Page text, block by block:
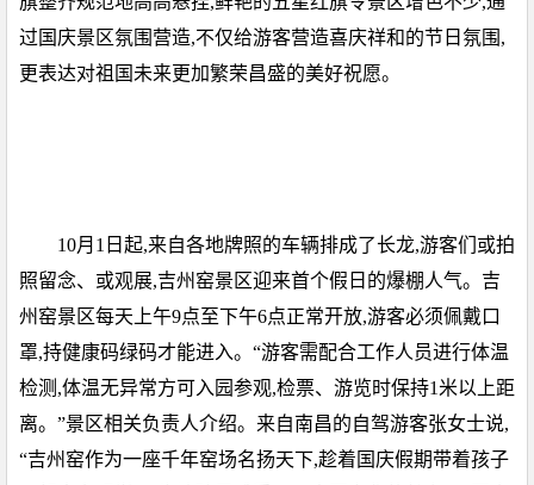
过国庆景区氛围营造,不仅给游客营造喜庆祥和的节日氛围,
更表达对祖国未来更加繁荣昌盛的美好祝愿。
10月1日起,来自各地牌照的车辆排成了长龙,游客们或拍
照留念、或观展,吉州窑景区迎来首个假日的爆棚人气。吉
州窑景区每天上午9点至下午6点正常开放,游客必须佩戴口
罩,持健康码绿码才能进入。“游客需配合工作人员进行体温
检测,体温无异常方可入园参观,检票、游览时保持1米以上距
离。”景区相关负责人介绍。来自南昌的自驾游客张女士说,
“吉州窑作为一座千年窑场名扬天下,趁着国庆假期带着孩子